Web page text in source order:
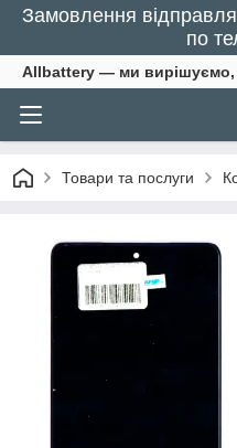
Замовлення
по
Allbattery — ми вирішуємо,
Товари та послуги